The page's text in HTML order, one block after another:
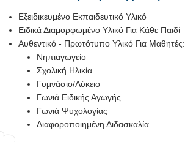
Εξειδικευμένο Εκπαιδευτικό Υλικό
Ειδικά Διαμορφωμένο Υλικό Για Κάθε Παιδί
Αυθεντικό - Πρωτότυπο Υλικό Για Μαθητές:
Νηπιαγωγείο
Σχολική Ηλικία
Γυμνάσιο/Λύκειο
Γωνιά Ειδικής Αγωγής
Γωνιά Ψυχολογίας
Διαφοροποιημένη Διδασκαλία